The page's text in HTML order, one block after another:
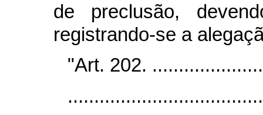
de preclusão,
registrando-se a
"Art. 202.